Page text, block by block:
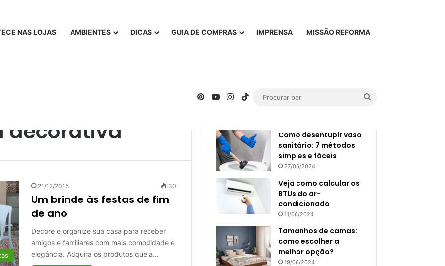
NAS LOJAS AMBIENTES DICAS GUIA DE COMPRAS IMPRENSA MISSÃO REFORMA
PinterestYouTubeInstagram
TikTok
decorativa
21/12/2015 30
Um brinde às festas de fim
de ano
Decore e organize sua casa para receber
amigos e familiares com mais comodidade e
elegância. Adquira os produtos que a…
Popular
Como desentupir vaso
sanitário: 7 métodos
simples e fáceis
27/06/2024
Veja como calcular os
BTUs do ar-
condicionado
11/06/2024
Tamanhos de camas:
como escolher a
melhor opção?
19/06/2024